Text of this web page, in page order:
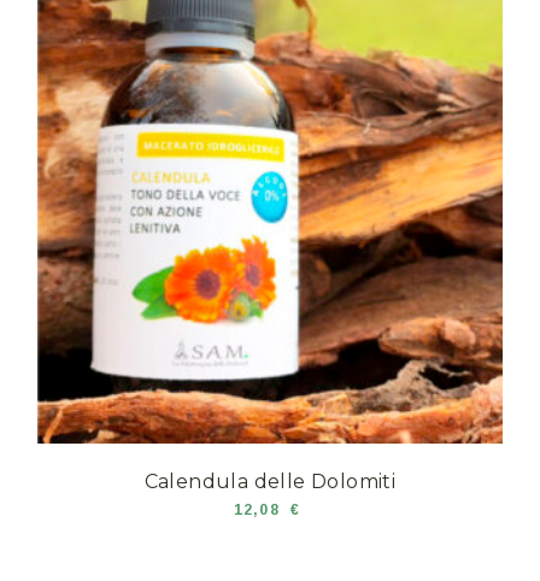
Calendula delle Dolomiti
12,08 €